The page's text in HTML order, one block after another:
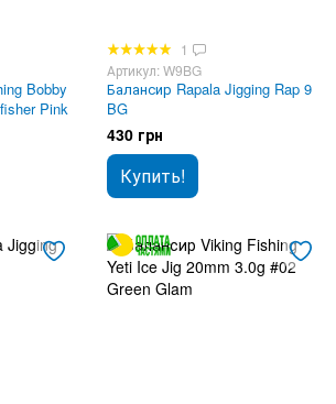
Bobby
Pink
1
Артикул: W9BG
Балансир Rapala Jigging Rap 9
BG
430 грн
Купить!